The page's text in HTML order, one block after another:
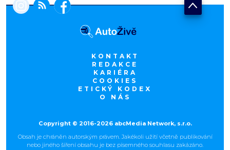
KONTAKT
REDAKCE
KARIÉRA
COOKIES
ETICKÝ KODEX
O NÁS
Copyright © 2016-2026 abcMedia Network, s.r.o.
Obsah je chráněn autorským právem. Jakékoli užití včetně publikování
nebo jiného šíření obsahu je bez písemného souhlasu zakázáno.